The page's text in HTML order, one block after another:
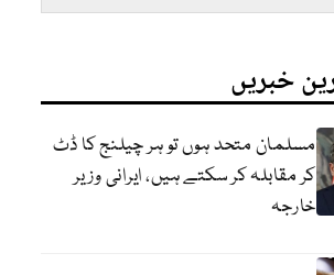
خبریں
مسلمان متحد ہوں تو ہر چیلنج کا ڈٹ
کر مقابلہ کر سکتے ہیں، ایرانی وزیر
خارجہ